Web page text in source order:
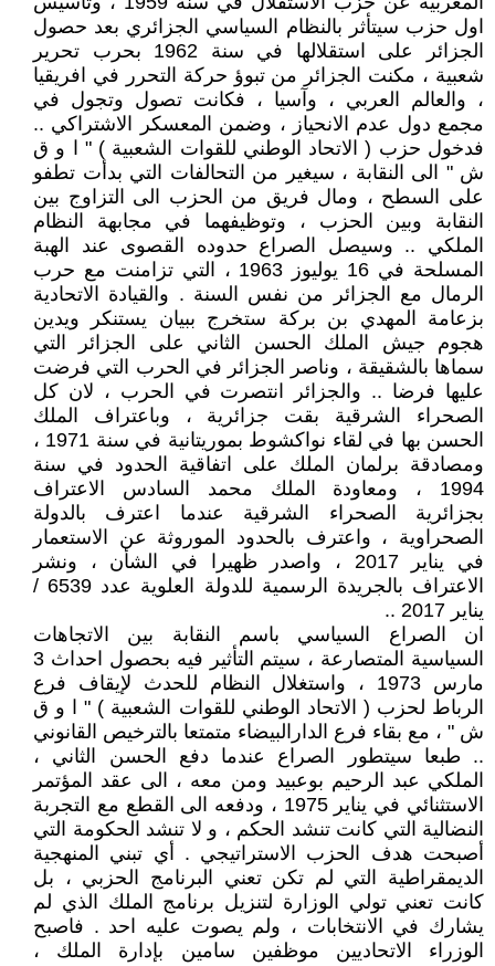
اول حزب سيتأثر بالنظام السياسي الجزائري بعد حصول
الجزائر على استقلالها في سنة 1962 بحرب تحرير
شعبية ، مكنت الجزائر من تبوؤ حركة التحرر في افريقيا
، والعالم العربي ، وآسيا ، فكانت تصول وتجول في
مجمع دول عدم الانحياز ، وضمن المعسكر الاشتراكي ..
فدخول حزب ( الاتحاد الوطني للقوات الشعبية ) " ا و ق
ش " الى النقابة ، سيغير من التحالفات التي بدأت تطفو
على السطح ، ومال فريق من الحزب الى التزاوج بين
النقابة وبين الحزب ، وتوظيفهما في مجابهة النظام
الملكي .. وسيصل الصراع حدوده القصوى عند الهبة
المسلحة في 16 يوليوز 1963 ، التي تزامنت مع حرب
الرمال مع الجزائر من نفس السنة . والقيادة الاتحادية
بزعامة المهدي بن بركة ستخرج ببيان يستنكر ويدين
هجوم جيش الملك الحسن الثاني على الجزائر التي
سماها بالشقيقة ، وناصر الجزائر في الحرب التي فرضت
عليها فرضا .. والجزائر انتصرت في الحرب ، لان كل
الصحراء الشرقية بقت جزائرية ، وباعتراف الملك
الحسن بها في لقاء نواكشوط بموريتانية في سنة 1971 ،
ومصادقة برلمان الملك على اتفاقية الحدود في سنة
1994 ، ومعاودة الملك محمد السادس الاعتراف
بجزائرية الصحراء الشرقية عندما اعترف بالدولة
الصحراوية ، واعترف بالحدود الموروثة عن الاستعمار
في يناير 2017 ، واصدر ظهيرا في الشأن ، ونشر
الاعتراف بالجريدة الرسمية للدولة العلوية عدد 6539 /
يناير 2017 ..
ان الصراع السياسي باسم النقابة بين الاتجاهات
السياسية المتصارعة ، سيتم التأثير فيه بحصول احداث 3
مارس 1973 ، واستغلال النظام للحدث لإيقاف فرع
الرباط لحزب ( الاتحاد الوطني للقوات الشعبية ) " ا و ق
ش " ، مع بقاء فرع الدارالبيضاء متمتعا بالترخيص القانوني
.. طبعا سيتطور الصراع عندما دفع الحسن الثاني ،
الملكي عبد الرحيم بوعبيد ومن معه ، الى عقد المؤتمر
الاستثنائي في يناير 1975 ، ودفعه الى القطع مع التجربة
النضالية التي كانت تنشد الحكم ، و لا تنشد الحكومة التي
أصبحت هدف الحزب الاستراتيجي . أي تبني المنهجية
الديمقراطية التي لم تكن تعني البرنامج الحزبي ، بل
كانت تعني تولي الوزارة لتنزيل برنامج الملك الذي لم
يشارك في الانتخابات ، ولم يصوت عليه احد . فاصبح
الوزراء الاتحاديين موظفين سامين بإدارة الملك ،